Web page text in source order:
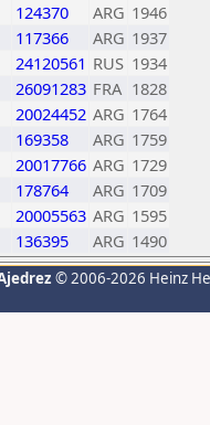
124370 ARG 1946
117366 ARG 1937
24120561 RUS 1934
26091283 FRA 1828
20024452 ARG 1764
169358 ARG 1759
20017766 ARG 1729
178764 ARG 1709
20005563 ARG 1595
136395 ARG 1490
© 2006-2026 Heinz